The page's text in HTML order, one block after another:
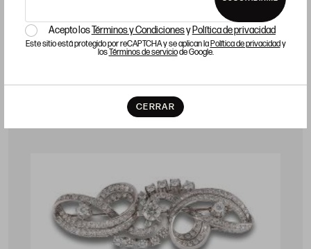
Acepto losTérminos y Condicionesy Política de privacidad
Este sitio está protegido por reCAPTCHA y se aplican laPolítica de privacidady
losTérminos de serviciode Google.
CERRAR
vendido